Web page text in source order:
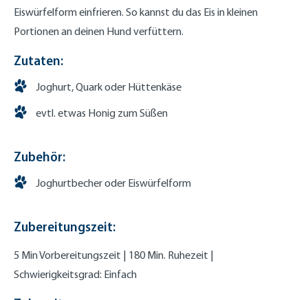
Eiswürfelform einfrieren. So kannst du das Eis in kleinen
Portionen an deinen Hund verfüttern.
Zutaten:
Joghurt, Quark oder Hüttenkäse
evtl. etwas Honig zum Süßen
Zubehör:
Joghurtbecher oder Eiswürfelform
Zubereitungszeit:
5 Min Vorbereitungszeit | 180 Min. Ruhezeit |
Schwierigkeitsgrad: Einfach